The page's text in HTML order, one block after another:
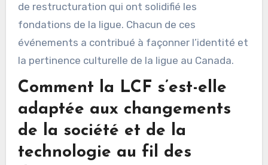
de restructuration qui ont solidifié les
fondations de la ligue. Chacun de ces
événements a contribué à façonner l’identité et
la pertinence culturelle de la ligue au Canada.
Comment la LCF s’est-elle
adaptée aux changements
de la société et de la
technologie au fil des